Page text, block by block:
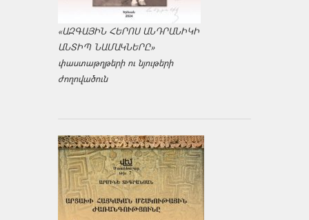
«ԱԶԳԱՅԻՆ ՀԵՐՈՍ ԱՆԴՐԱՆԻԿԻ
ԱՆՏԻՊ ՆԱՄԱԿՆԵՐԸ»
փաստաթղթերի ու նյութերի
ժողովածուն